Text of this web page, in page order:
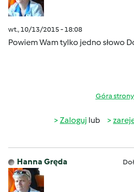
wt., 10/13/2015 - 18:08
Powiem Wam tylko jedno słowo
Góra strony
Zaloguj lub
Hanna Gręda